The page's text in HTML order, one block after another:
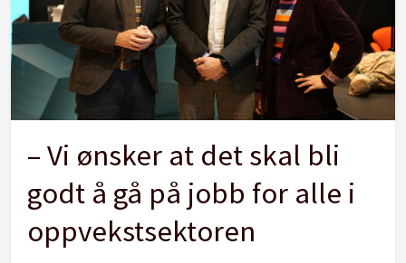
– Vi ønsker at det skal bli
godt å gå på jobb for alle i
oppvekstsektoren